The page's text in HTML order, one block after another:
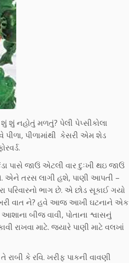
શું નહોતું મળતું? પેલી પેપ્સીકોલા
પીળામાંથી કેસરી એમ શેડ
પાસે જાઉં એટલી વાર દુઃખી થઇ જાઉં
એને તરસ લાગી હશે, પાણી આપતી –
પરિવારનો ભાગ છે. એ છોડ સૂકાઈ ગયો
વાત ને? હવે આજ આખી ઘટનાને એક
બીજ વાવી, પોતાના શ્વાસનું
રાખવા માટે. જયારે પાણી માટે વલખાં
કે રવિ. ખરીફ પાકની વાવણી